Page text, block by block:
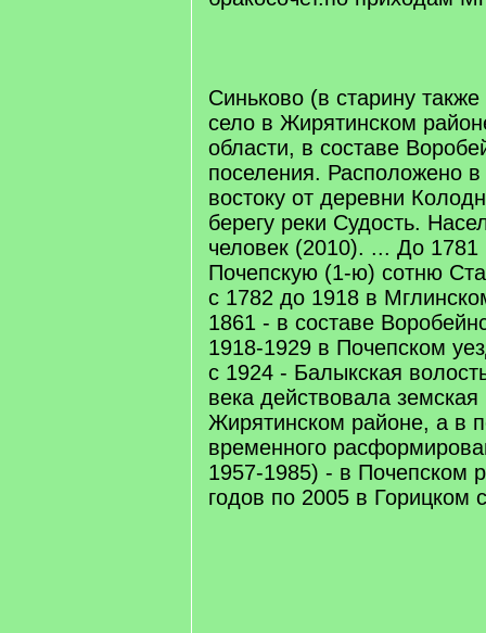
Синьково (в старину
село в Жирятинском
области, в составе
поселения. Расположено
востоку от деревни
берегу реки Судость.
человек (2010). ... До 1781
Почепскую (1-ю) сотню
с 1782 до 1918 в
1861 - в составе
1918-1929 в Почепском
с 1924 - Балыкская
века действовала
Жирятинском районе, а в
временного
1957-1985) - в Почепском
годов по 2005 в Горицком